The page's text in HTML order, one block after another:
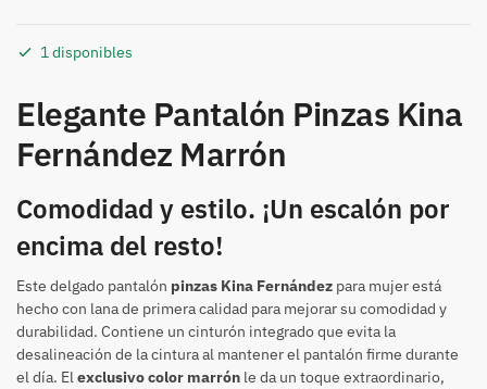
1 disponibles
Elegante Pantalón Pinzas Kina
Fernández Marrón
Comodidad y estilo. ¡Un escalón por
encima del resto!
Este delgado pantalón pinzas Kina Fernández para mujer está
hecho con lana de primera calidad para mejorar su comodidad y
durabilidad. Contiene un cinturón integrado que evita la
desalineación de la cintura al mantener el pantalón firme durante
el día. Elexclusivo color marrón le da un toque extraordinario,